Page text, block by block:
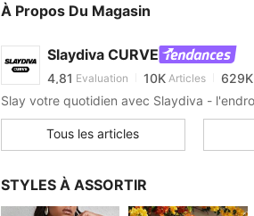
À Propos Du Magasin
Slaydiva CURVE
4,81
10K
4,81
10K 629K
b***5est en train de naviguer
4,81 10K
629K
4,81
10K
629K
4,81
10K
629K
4,81
Tous les articles
STYLES À ASSORTIR